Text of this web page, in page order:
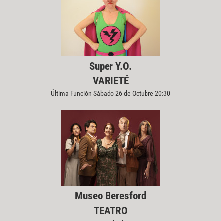
Super Y.O.
VARIETÉ
Última Función Sábado 26 de Octubre 20:30
Museo Beresford
TEATRO